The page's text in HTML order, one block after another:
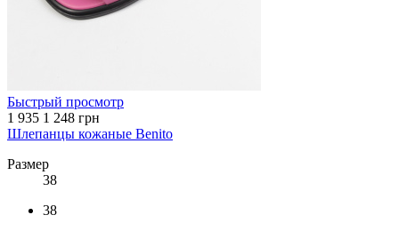
Быстрый просмотр
1 935 1 248 грн
Шлепанцы кожаные Benito
Размер
38
38